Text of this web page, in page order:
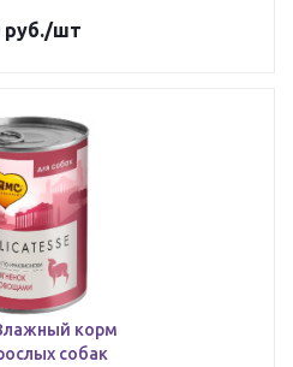
руб./шт
корм
собак